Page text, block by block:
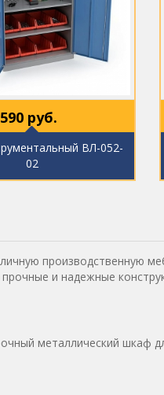
руб.
ВЛ-052-
02
производственную
и надежные
металлический шкаф